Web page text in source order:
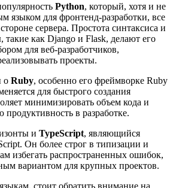
Python, который, хотя и не
языком для фронтенд-разработки, все
сервера. Простота синтаксиса и
как Django и Flask, делают его
для веб-разработчиков,
проекты.
о Ruby, особенно его фреймворке Ruby
для быстрого создания
минимизировать объем кода и
продуктивность в разработке.
и TypeScript, являющийся
Он более строг в типизации и
избегать распространенных ошибок,
вариантом для крупных проектов.
стоит обратить внимание на